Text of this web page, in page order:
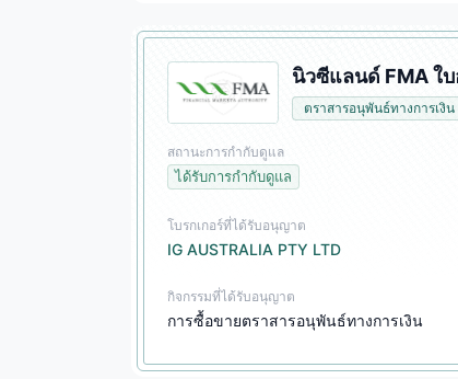
นิวซีแลนด์ FMA ใ
ตราสารอนุพันธ์ทางการเงิน
สถานะการกำกับดูแล
ได้รับการกำกับดูแล
โบรกเกอร์ที่ได้รับอนุญาต
IG AUSTRALIA PTY LTD
กิจกรรมที่ได้รับอนุญาต
การซื้อขายตราสารอนุพันธ์ทางการเงิน